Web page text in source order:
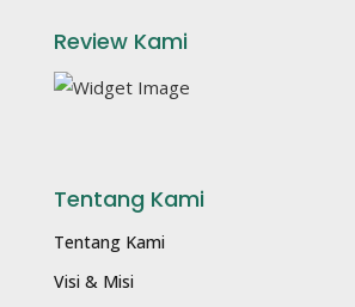
Review Kami
Tentang Kami
Tentang Kami
Visi & Misi